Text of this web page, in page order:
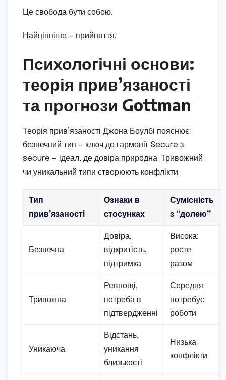
Це свобода бути собою.
Найцінніше — прийняття.
Психологічні основи:
теорія прив’язаності
та прогнози Gottman
Теорія прив’язаності Джона Боулбі пояснює:
безпечний тип — ключ до гармонії. Secure з
secure — ідеал, де довіра природна. Тривожний
чи уникальний типи створюють конфлікти.
Тип
прив’язаності
Ознаки в
стосунках
Сумісність
з “долею”
Безпечна
Довіра,
відкритість,
підтримка
Висока:
росте
разом
Тривожна
Ревнощі,
потреба в
підтвердженні
Середня:
потребує
роботи
Уникаюча
Відстань,
уникання
близькості
Низька:
конфлікти